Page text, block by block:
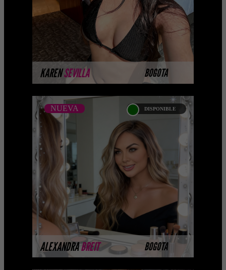
KARENSEVILLA BOGOTA
MÁS INFORMACIÓN
ALEXANDRABREIT BOGOTA
NUEVA DISPONIBLE
ALEXANDRA BREIT -
CATALOGO PLATINO
NUEVA
Platinum Esta modelo pertenece a
nuestro Catálogo Privado Platinum.
Selección privada de modelos con un
nivel de belleza y perform ...
MÁS INFORMACIÓN